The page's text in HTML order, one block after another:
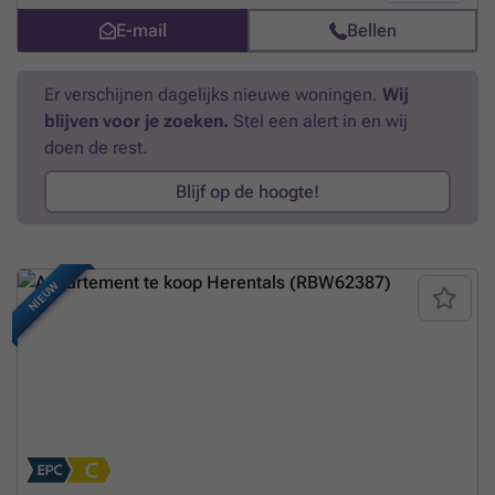
voor u in petto heeft?? Aarzel dan niet om ons te contacteren voor
meer info (plannen, lastenboek, prijzen,...) Dit project komt in
de voorwaarden.
Meer weten?
E-mail Bellen
Er verschijnen dagelijks nieuwe woningen. Wij
blijven voor je zoeken. Stel een alert in en wij
doen de rest.
Blijf op de hoogte!
NIEUW